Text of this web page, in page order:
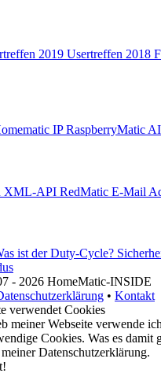
2019 Usertreffen 2018
IPRaspberryMatic
XML-API RedMatic E-Mail
ist der Duty-Cycle?
- 2026 HomeMatic-INSIDE
• Kontakt
verwendet Cookies
meiner Webseite verwende
Cookies. Was es damit
Datenschutzerklärung.